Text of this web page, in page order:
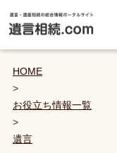
HOME
>
お役立ち情報一覧
>
遺言